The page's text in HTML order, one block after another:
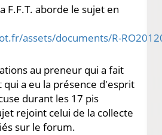
F.F.T. aborde le sujet en
au preneur qui a fait
a eu la présence d'esprit
durant les 17 pis
rejoint celui de la collecte
sur le forum.